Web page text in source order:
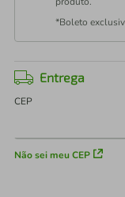
*Boleto
Entrega
CEP
Não sei meu CEP